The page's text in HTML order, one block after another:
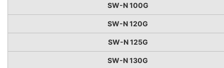
SW-N 100G
SW-N 120G
SW-N 125G
SW-N 130G